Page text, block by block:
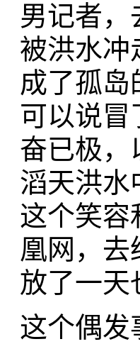
男记者，
被洪水冲
成了孤
可以说冒
奋已极，
滔天洪水
这个笑容
凰网，
放了一天
这个偶发